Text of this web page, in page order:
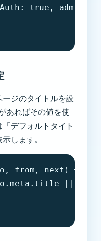
true,
ジのタイトルを設
あればその値を使
デフォルトタイト
します。
from, next) => {
|| 'デフ